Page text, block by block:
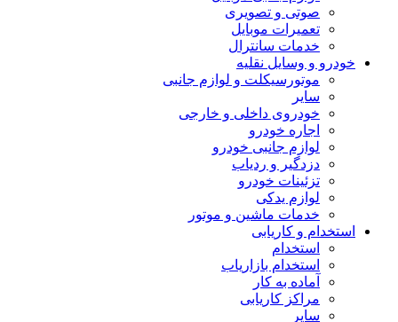
صوتی و تصویری
تعمیرات موبایل
خدمات سانترال
خودرو و وسایل نقلیه
موتورسیکلت و لوازم جانبی
سایر
خودروی داخلی و خارجی
اجاره خودرو
لوازم جانبی خودرو
دزدگیر و ردیاب
تزئینات خودرو
لوازم یدکی
خدمات ماشین و موتور
استخدام و کاریابی
استخدام
استخدام بازاریاب
آماده به کار
مراکز کاریابی
سایر